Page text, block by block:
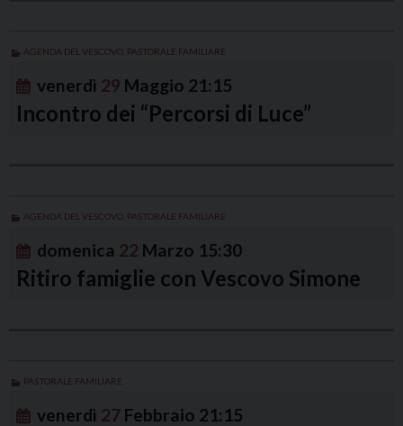
AGENDA DEL VESCOVO PASTORALE FAMILIARE
venerdì 29 Maggio 21:15
Incontro dei “Percorsi di Luce”
AGENDA DEL VESCOVO PASTORALE FAMILIARE
domenica 22 Marzo 15:30
Ritiro famiglie con Vescovo Simone
PASTORALE FAMILIARE
venerdì 27 Febbraio 21:15